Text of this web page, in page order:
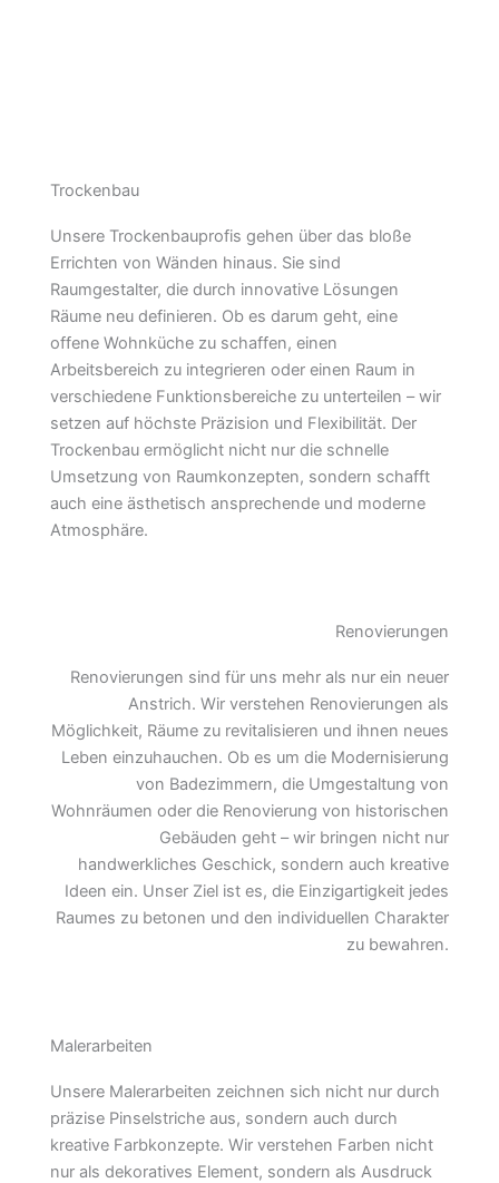
Trockenbau
Unsere Trockenbauprofis gehen über das bloße
Errichten von Wänden hinaus. Sie sind
Raumgestalter, die durch innovative Lösungen
Räume neu definieren. Ob es darum geht, eine
offene Wohnküche zu schaffen, einen
Arbeitsbereich zu integrieren oder einen Raum in
verschiedene Funktionsbereiche zu unterteilen – wir
setzen auf höchste Präzision und Flexibilität. Der
Trockenbau ermöglicht nicht nur die schnelle
Umsetzung von Raumkonzepten, sondern schafft
auch eine ästhetisch ansprechende und moderne
Atmosphäre.
Renovierungen
Renovierungen sind für uns mehr als nur ein neuer
Anstrich. Wir verstehen Renovierungen als
Möglichkeit, Räume zu revitalisieren und ihnen neues
Leben einzuhauchen. Ob es um die Modernisierung
von Badezimmern, die Umgestaltung von
Wohnräumen oder die Renovierung von historischen
Gebäuden geht – wir bringen nicht nur
handwerkliches Geschick, sondern auch kreative
Ideen ein. Unser Ziel ist es, die Einzigartigkeit jedes
Raumes zu betonen und den individuellen Charakter
zu bewahren.
Malerarbeiten
Unsere Malerarbeiten zeichnen sich nicht nur durch
präzise Pinselstriche aus, sondern auch durch
kreative Farbkonzepte. Wir verstehen Farben nicht
nur als dekoratives Element, sondern als Ausdruck